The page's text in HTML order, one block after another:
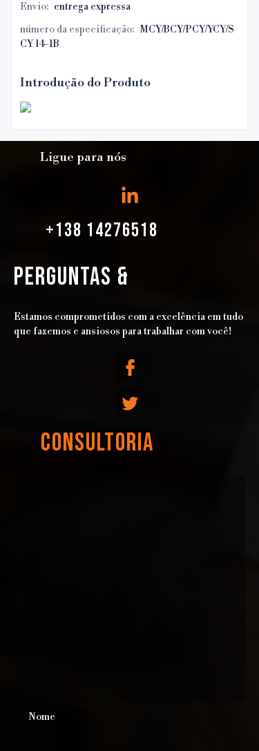
Envio: entrega expressa
número da especificação: MCY/BCY/PCY/YCY/S
CY 14-1B
Introdução do Produto
Nome
PERGUNTAS &
Estamos comprometidos com a excelência em tudo
que fazemos e ansiosos para trabalhar com você!
Ligue para nós
+138 14276518
CONSULTORIA